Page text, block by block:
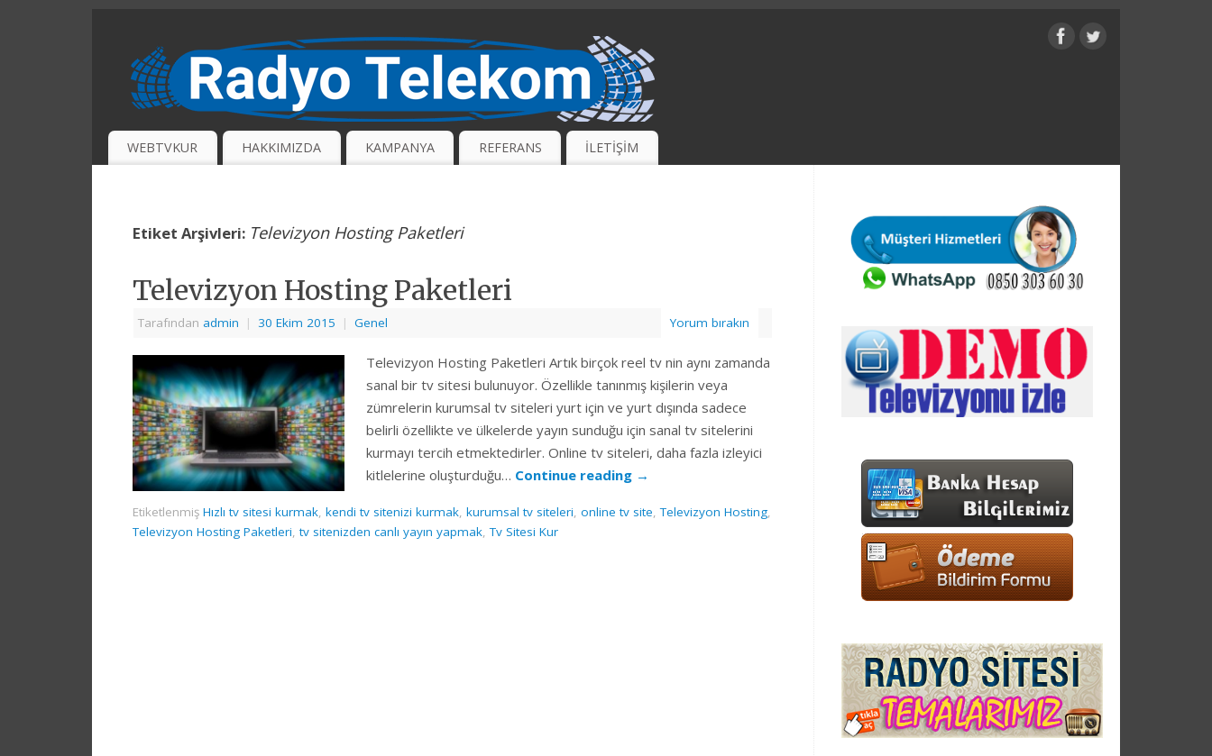
WEBTVKUR HAKKIMIZDA KAMPANYA REFERANS İLETİŞİM
Etiket Arşivleri: Televizyon Hosting Paketleri
Televizyon Hosting Paketleri
Tarafından admin | 30 Ekim 2015 | Genel Yorum bırakın
Televizyon Hosting Paketleri Artık birçok reel tv nin aynı zamanda
sanal bir tv sitesi bulunuyor. Özellikle tanınmış kişilerin veya
zümrelerin kurumsal tv siteleri yurt için ve yurt dışında sadece
belirli özellikte ve ülkelerde yayın sunduğu için sanal tv sitelerini
kurmayı tercih etmektedirler. Online tv siteleri, daha fazla izleyici
kitlelerine oluşturduğu… Continue reading →
Etiketlenmiş Hızlı tv sitesi kurmak, kendi tv sitenizi kurmak, kurumsal tv siteleri, online tv site,Televizyon Hosting,
Televizyon Hosting Paketleri,tv sitenizden canlı yayın yapmak,Tv Sitesi Kur